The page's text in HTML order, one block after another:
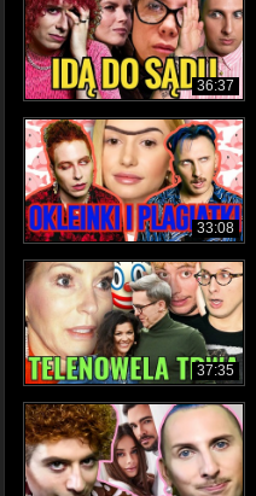
36:37
33:08
37:35